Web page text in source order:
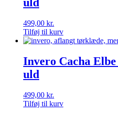
uld
499,00 kr.
Tilføj til kurv
Invero Cacha
uld
499,00 kr.
Tilføj til kurv